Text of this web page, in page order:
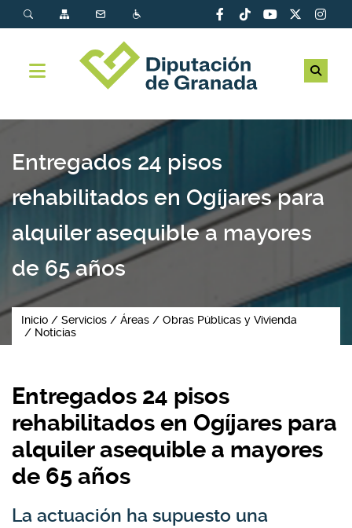
Entregados 24 pisos
rehabilitados en Ogíjares para
alquiler asequible a mayores
de 65 años
Inicio Servicios Áreas
Obras Públicas y Vivienda
Noticias
Entregados 24 pisos
rehabilitados en Ogíjares para
alquiler asequible a mayores
de 65 años
La actuación ha supuesto una